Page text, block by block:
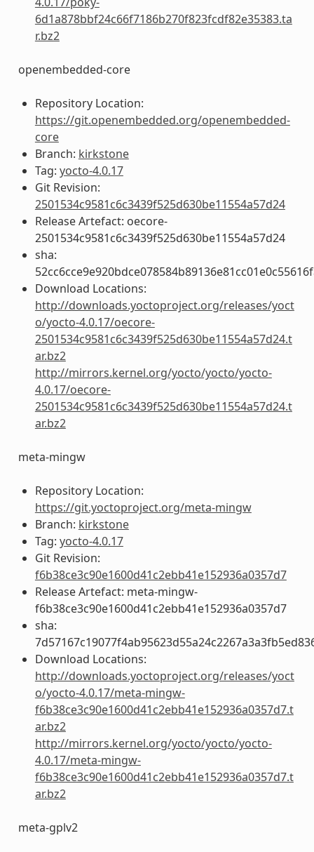
6d1a878bbf24c66f7186b270f823fcdf82e35383.ta
r.bz2
openembedded-core
Repository Location:
https://git.openembedded.org/openembedded-
core
Branch: kirkstone
Tag: yocto-4.0.17
Git Revision:
2501534c9581c6c3439f525d630be11554a57d24
Release Artefact: oecore-
2501534c9581c6c3439f525d630be11554a57d24
sha:
Download Locations:
http://downloads.yoctoproject.org/releases/yoct
o/yocto-4.0.17/oecore-
2501534c9581c6c3439f525d630be11554a57d24.t
ar.bz2
http://mirrors.kernel.org/yocto/yocto/yocto-
4.0.17/oecore-
2501534c9581c6c3439f525d630be11554a57d24.t
ar.bz2
meta-mingw
Repository Location:
https://git.yoctoproject.org/meta-mingw
Branch: kirkstone
Tag: yocto-4.0.17
Git Revision:
f6b38ce3c90e1600d41c2ebb41e152936a0357d7
Release Artefact: meta-mingw-
f6b38ce3c90e1600d41c2ebb41e152936a0357d7
sha:
Download Locations:
http://downloads.yoctoproject.org/releases/yoct
o/yocto-4.0.17/meta-mingw-
f6b38ce3c90e1600d41c2ebb41e152936a0357d7.t
ar.bz2
http://mirrors.kernel.org/yocto/yocto/yocto-
4.0.17/meta-mingw-
f6b38ce3c90e1600d41c2ebb41e152936a0357d7.t
ar.bz2
meta-gplv2